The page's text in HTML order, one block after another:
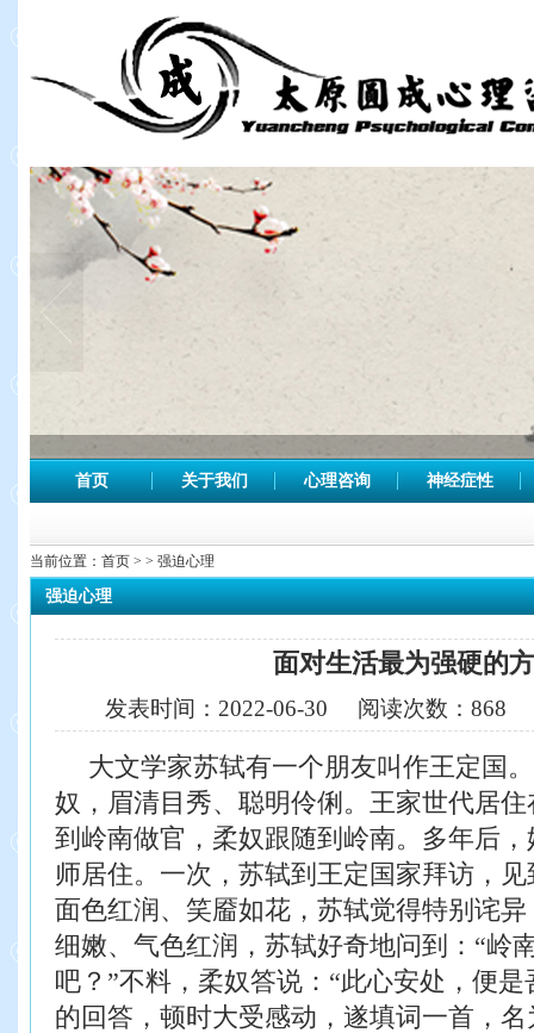
首页 关于我们 心理咨询 神经症性
当前位置： 首页 > > 强迫心理
强迫心理
面对生活最为强硬的
发表时间： 2022-06-30 阅读次数： 868
大文学家苏轼有一个朋友叫作王定国
奴，眉清目秀、聪明伶俐。王家世代居
到岭南做官，柔奴跟随到岭南。多年后
师居住。 一次，苏轼到王定国家拜访，
面色红润、笑靥如花，苏轼觉得特别诧
细嫩、气色红润，苏轼好奇地问到：“岭
吧？”不料，柔奴答说：“此心安处，便是
的回答，顿时大受感动，遂填词一首，